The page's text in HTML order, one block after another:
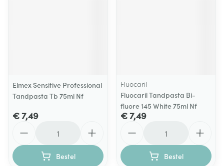
Elmex Sensitive Professional
Tandpasta Tb 75ml Nf
€ 7,49
Bestel
Fluocaril
Fluocaril Tandpasta Bi-
fluore 145 White 75ml Nf
€ 7,49
Bestel